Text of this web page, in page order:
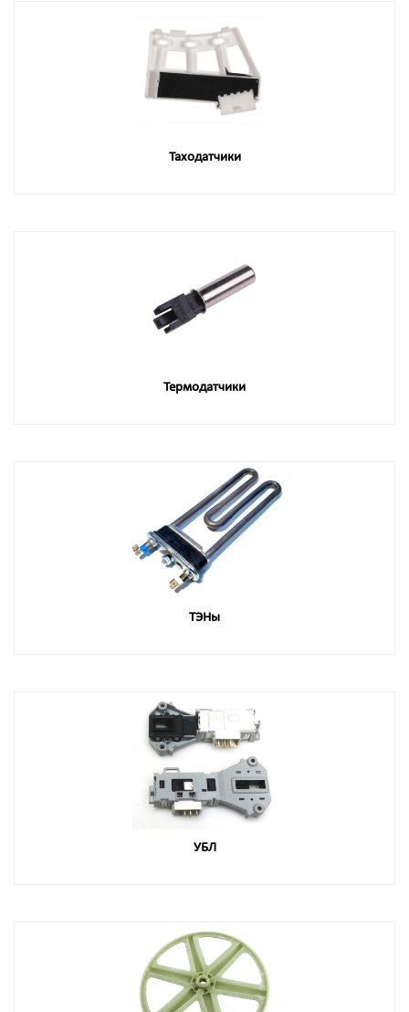
Таходатчики
Термодатчики
ТЭНы
УБЛ